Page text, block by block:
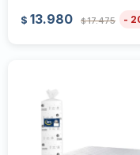
$ 13.980 $17.475